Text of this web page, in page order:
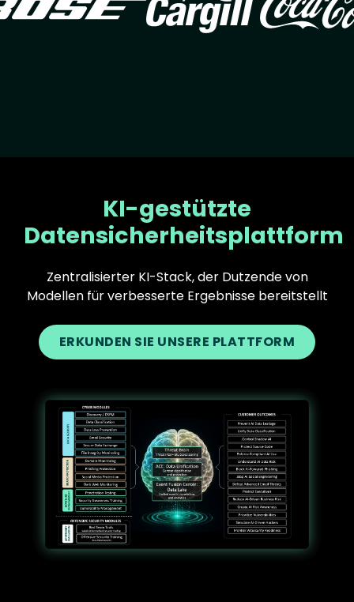
KI-gestützte
Datensicherheitsplattform
Zentralisierter KI-Stack, der Dutzende von
Modellen für verbesserte Ergebnisse bereitstellt
ERKUNDEN SIE UNSERE PLATTFORM